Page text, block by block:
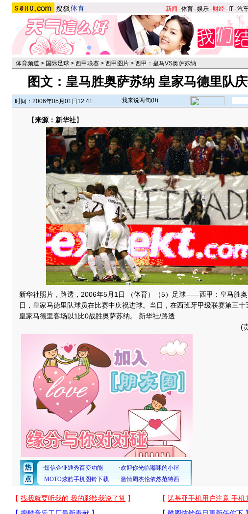
新闻 -体育-娱乐- 财经- IT-汽
体育频道 > 国际足球 > 西甲联赛 > 西甲图片 > 西甲：皇马VS奥萨苏纳
图文：皇马胜奥萨苏纳 皇家马德里队
时间：2006年05月01日12:41 我来说两句(0)
【来源：新华社】
新华社照片，路透，2006年5月1日 （体育）（5）足球――西甲：皇马胜
日，皇家马德里队球员在比赛中庆祝进球。当日，在西班牙甲级联赛第三十
皇家马德里客场以1比0战胜奥萨苏纳。 新华社/路透
(